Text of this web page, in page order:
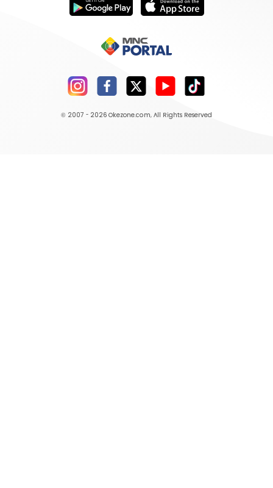
© 2007 - 2026 Okezone.com, All Rights Reserved